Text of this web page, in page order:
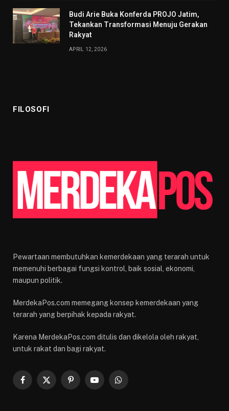
Budi Arie Buka Konferda PROJO Jatim,
Tekankan Transformasi Menuju Gerakan
Rakyat
APRIL 12, 2026
FILOSOFI
Pewartaan membutuhkan kemerdekaan yang terarah untuk
memenuhi berbagai fungsi kontrol, baik sosial, ekonomi,
maupun politik.
MerdekaPos.com memegang konsep kemerdekaan yang
terarah yang berpihak kepada rakyat.
Karena MerdekaPos.com ditulis dan dikelola oleh rakyat,
untuk rakat dan bagi rakyat.
Facebook
X
PinterestYouTubeWhatsApp